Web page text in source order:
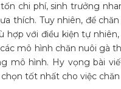
chi phí, sinh trưởng
thích. Tuy nhiên, để
hợp với điều kiện tự
mô hình chăn nuôi gà
mô hình. Hy vọng bài
tốt nhất cho việc